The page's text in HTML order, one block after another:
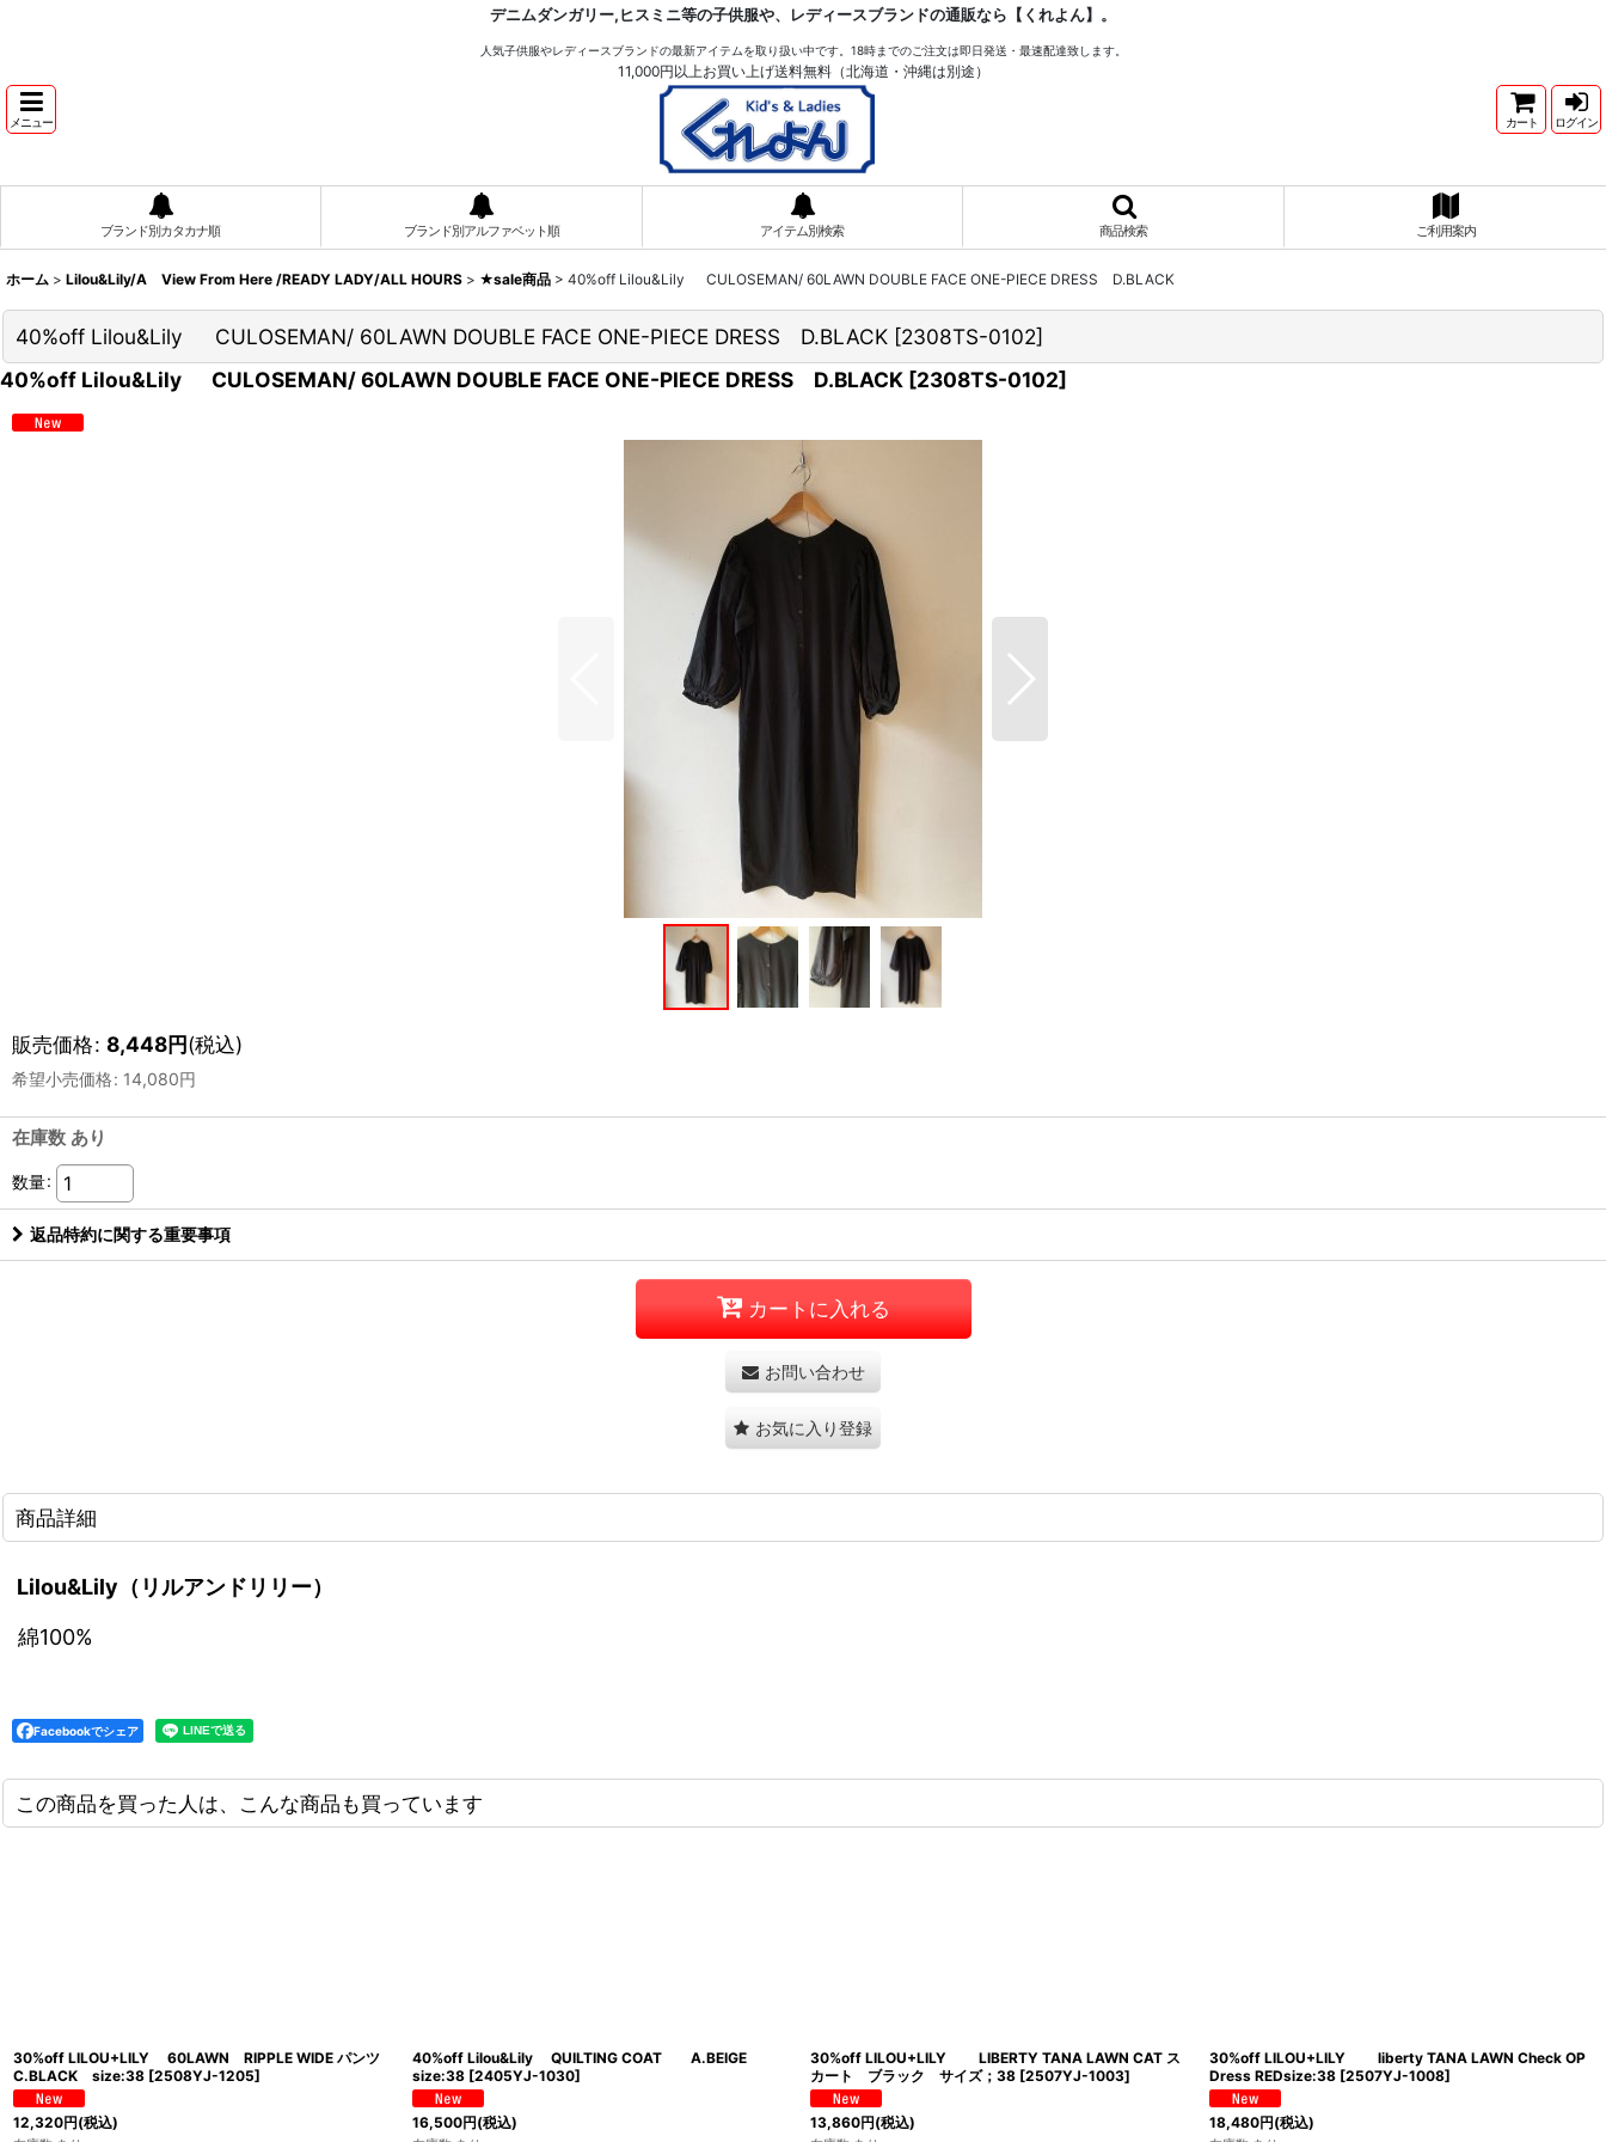
デニムダンガリー,ヒスミニ等の子供服や、レディースブランドの通販なら【くれよん】。
人気子供服やレディースブランドの最新アイテムを取り扱い中です。18時までのご注文は即日発送・最速配達致します。
11,000円以上お買い上げ送料無料（北海道・沖縄は別途）
メニュー カート ログイン
ブランド別カタカナ順 ブランド別アルファベット順 アイテム別検索 商品検索 ご利用案内
ホーム > Lilou&Lily/A View From Here /READY LADY/ALL HOURS > ★sale商品 > 40%off Lilou&Lily CULOSEMAN/ 60LAWN DOUBLE FACE ONE-PIECE DRESS D.BLACK
40%off Lilou&Lily CULOSEMAN/ 60LAWN DOUBLE FACE ONE-PIECE DRESS D.BLACK [2308TS-0102]
40%off Lilou&Lily CULOSEMAN/ 60LAWN DOUBLE FACE ONE-PIECE DRESS D.BLACK [2308TS-0102]
販売価格: 8,448円(税込)
希望小売価格: 14,080円
在庫数 あり
数量:
返品特約に関する重要事項
カートに入れる
お問い合わせ
お気に入り登録
商品詳細
Lilou&Lily（リルアンドリリー）
綿100%
Facebookでシェア
この商品を買った人は、こんな商品も買っています
30%off LILOU+LILY 60LAWN RIPPLE WIDE パンツ
C.BLACK size:38 [2508YJ-1205]
12,320円(税込)
40%off Lilou&Lily QUILTING COAT A.BEIGE
size:38 [2405YJ-1030]
16,500円(税込)
30%off LILOU+LILY LIBERTY TANA LAWN CAT ス
カート ブラック サイズ；38 [2507YJ-1003]
13,860円(税込)
30%off LILOU+LILY liberty TANA LAWN Check OP
Dress REDsize:38 [2507YJ-1008]
18,480円(税込)